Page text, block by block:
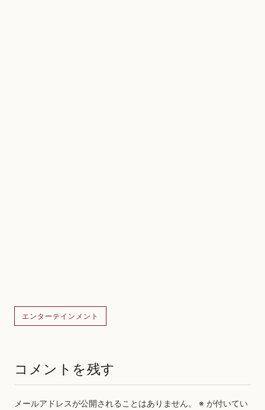
エンターテインメント
コメントを残す
メールアドレスが公開されることはありません。 ※ が付いてい